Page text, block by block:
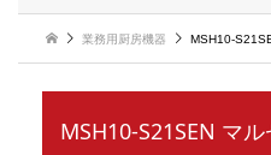
業務用厨房機器 MSH10-S21SEN
MSH10-S21SEN マ